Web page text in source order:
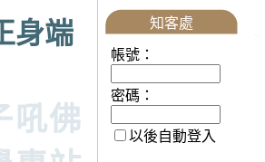
身端
吼佛
知客處
帳號：
密碼：
以後自動登入